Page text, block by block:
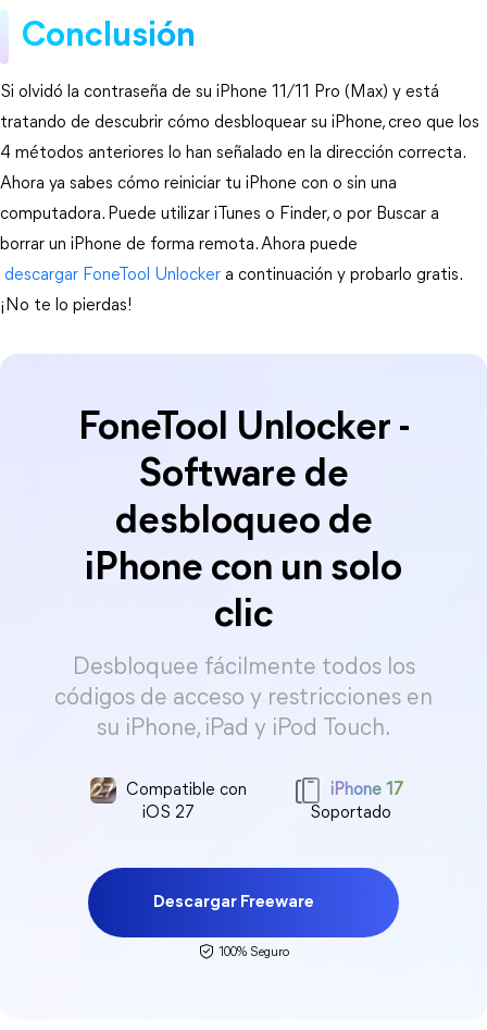
Conclusión
Si olvidó la contraseña de su iPhone 11/11 Pro (Max) y está
tratando de descubrir cómo desbloquear su iPhone, creo que los
4 métodos anteriores lo han señalado en la dirección correcta.
Ahora ya sabes cómo reiniciar tu iPhone con o sin una
computadora. Puede utilizar iTunes o Finder, o por Buscar a
borrar un iPhone de forma remota. Ahora puede
descargar FoneTool Unlocker a continuación y probarlo gratis.
¡No te lo pierdas!
FoneTool Unlocker -
Software de
desbloqueo de
iPhone con un solo
clic
Desbloquee fácilmente todos los
códigos de acceso y restricciones en
su iPhone, iPad y iPod Touch.
Compatible con
iOS 27
iPhone 17
Soportado
Descargar Freeware
100% Seguro